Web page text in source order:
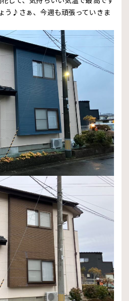
う♪さぁ、今週も頑張っていきま